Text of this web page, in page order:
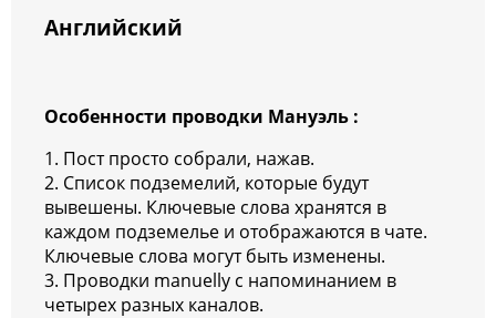
Английский
Особенности проводки Мануэль :
1. Пост просто собрали, нажав.
2. Список подземелий, которые будут
вывешены. Ключевые слова хранятся в
каждом подземелье и отображаются в чате.
Ключевые слова могут быть изменены.
3. Проводки manuelly с напоминанием в
четырех разных каналов.